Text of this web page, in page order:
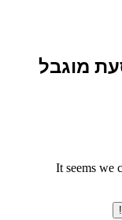
מוגבל
It seems we